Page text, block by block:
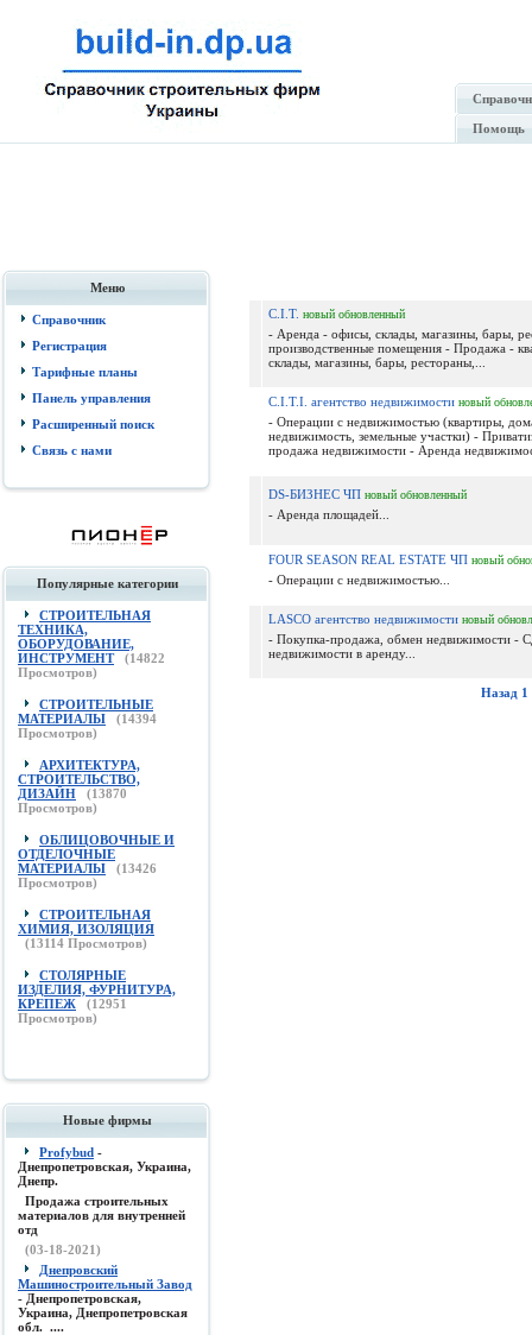
Помощь
Меню
Справочник
Регистрация
Тарифные планы
Панель управления
Расширенный поиск
Связь с нами
Популярные категории
СТРОИТЕЛЬНАЯ
ТЕХНИКА,
ОБОРУДОВАНИЕ,
ИНСТРУМЕНТ
(14822
Просмотров)
СТРОИТЕЛЬНЫЕ
МАТЕРИАЛЫ
(14394
Просмотров)
АРХИТЕКТУРА,
СТРОИТЕЛЬСТВО,
ДИЗАЙН
(13870
Просмотров)
ОБЛИЦОВОЧНЫЕ И
ОТДЕЛОЧНЫЕ
МАТЕРИАЛЫ
(13426
Просмотров)
СТРОИТЕЛЬНАЯ
ХИМИЯ, ИЗОЛЯЦИЯ
(13114 Просмотров)
СТОЛЯРНЫЕ
ИЗДЕЛИЯ, ФУРНИТУРА,
КРЕПЕЖ
(12951
Просмотров)
Новые фирмы
Profybud -
Днепропетровская, Украина,
Днепр.
Продажа строительных
материалов для внутренней
отд
(03-18-2021)
Днепровский
Машиностроительный Завод
- Днепропетровская,
Украина, Днепропетровская
обл. ....
C.I.T. новый обновленный
- Аренда - офисы, склады, магазины, бары,
производственные помещения - Продажа -
склады, магазины, бары, рестораны,...
C.I.T.I. агентство недвижимости новый
- Операции с недвижимостью (квартиры,
недвижимость, земельные участки) -
продажа недвижимости - Аренда
DS-БИЗНЕС ЧП новый обновленный
- Аренда площадей...
FOUR SEASON REAL ESTATE ЧП новый
- Операции с недвижимостью...
LASCO агентство недвижимости новый
- Покупка-продажа, обмен недвижимости -
недвижимости в аренду...
Назад 1